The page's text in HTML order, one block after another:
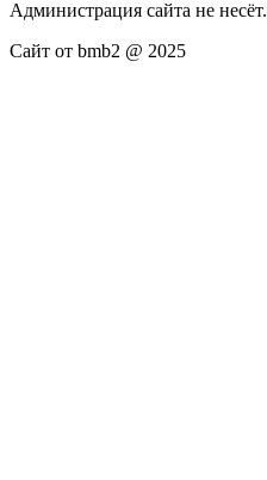
Администрация сайта не несёт.
Сайт от bmb2 @ 2025